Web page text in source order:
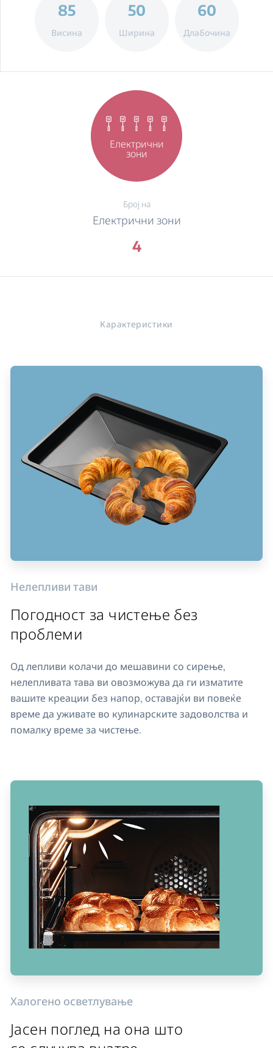
85
Висина
50
Ширина
60
Длабочина
Електрични
зони
Број на
Електрични зони
4
Карактеристики
Нелепливи тави
Погодност за чистење без
проблеми
Од лепливи колачи до мешавини со сирење,
нелепливата тава ви овозможува да ги изматите
вашите креации без напор, оставајќи ви повеќе
време да уживате во кулинарските задоволства и
помалку време за чистење.
Халогено осветлување
Јасен поглед на она што